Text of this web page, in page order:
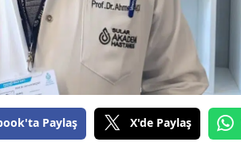
Paylaş X'de Paylaş